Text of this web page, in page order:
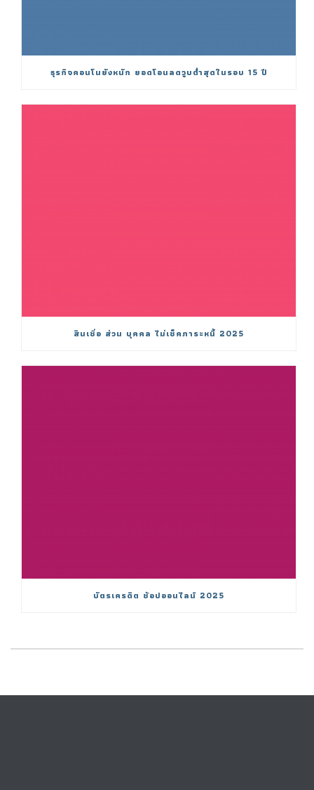
ธุรกิจคอนโนยังหนัก ยอดโอนลดวูบต่ำสุดในรอบ 15 ปี
สินเชื่อ ส่วน บุคคล ไม่เช็คภาระหนี้ 2025
บัตรเครดิต ช้อปออนไลน์ 2025